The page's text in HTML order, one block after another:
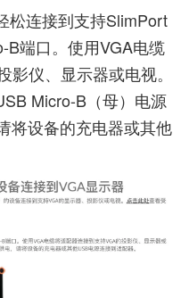
松连接到支持SlimPort
B端口。使用VGA电缆
仪、显示器或电视。
Micro-B（母）电源
将设备的充电器或其他